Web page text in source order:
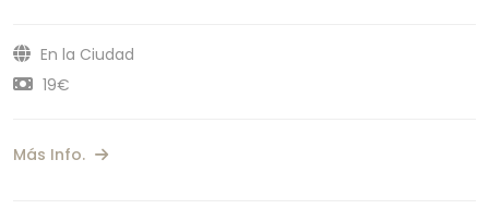
En la Ciudad
19€
Más Info.